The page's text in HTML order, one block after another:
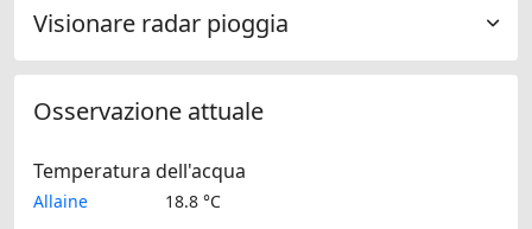
Visionare radar pioggia
Osservazione attuale
Temperatura dell'acqua
Allaine 18.8 °C